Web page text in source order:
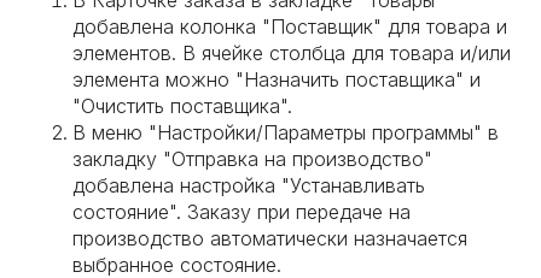
добавлена колонка "Поставщик" для товара и
элементов. В ячейке столбца для товара и/или
элемента можно "Назначить поставщика" и
"Очистить поставщика".
В меню "Настройки/Параметры программы" в
закладку "Отправка на производство"
добавлена настройка "Устанавливать
состояние". Заказу при передаче на
производство автоматически назначается
выбранное состояние.